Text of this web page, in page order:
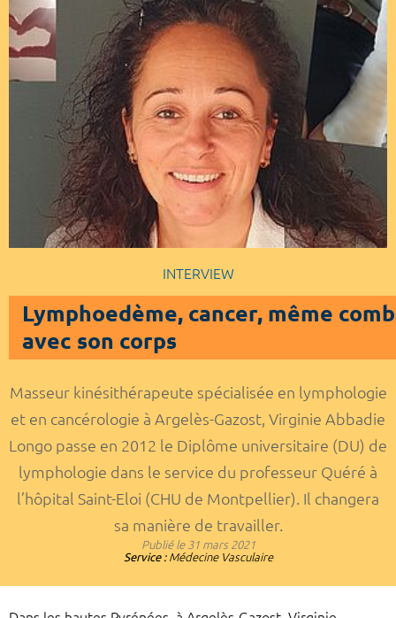
INTERVIEW
Lymphoedème, cancer, même
avec son corps
Masseur kinésithérapeute spécialisée en lymphologie
et en cancérologie à Argelès-Gazost, Virginie Abbadie
Longo passe en 2012 le Diplôme universitaire (DU) de
lymphologie dans le service du professeur Quéré à
l’hôpital Saint-Eloi (CHU de Montpellier). Il changera
sa manière de travailler.
Publié le31 mars 2021
Service : Médecine Vasculaire